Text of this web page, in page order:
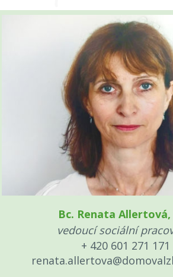
Bc. Renata Allertová,
vedoucí sociální
+ 420 601 271 171